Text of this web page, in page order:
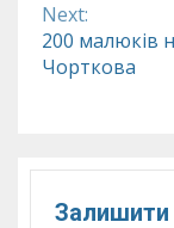
Next:
200 малюків
Чорткова
Залишити